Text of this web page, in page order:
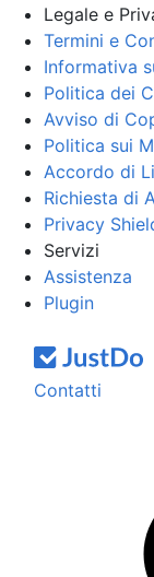
Legale e
Termini e
Informativa
Politica dei
Avviso di
Politica sui
Accordo di
Richiesta di
Privacy
Servizi
Assistenza
Plugin
Contatti